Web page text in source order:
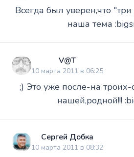
Всегда был уверен,что
наша тема
V@T
10 марта 2011 в 06:25
;) Это уже после-на троих-
нашей,родной!!!
Сергей Добка
10 марта 2011 в 08:32